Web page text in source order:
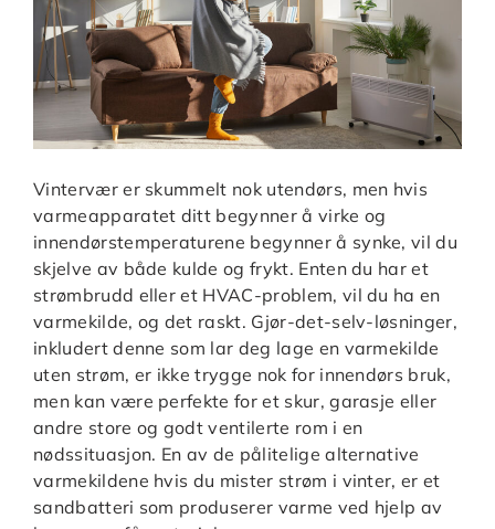
Vintervær er skummelt nok utendørs, men hvis
varmeapparatet ditt begynner å virke og
innendørstemperaturene begynner å synke, vil du
skjelve av både kulde og frykt. Enten du har et
strømbrudd eller et HVAC-problem, vil du ha en
varmekilde, og det raskt. Gjør-det-selv-løsninger,
inkludert denne som lar deg lage en varmekilde
uten strøm, er ikke trygge nok for innendørs bruk,
men kan være perfekte for et skur, garasje eller
andre store og godt ventilerte rom i en
nødssituasjon. En av de pålitelige alternative
varmekildene hvis du mister strøm i vinter, er et
sandbatteri som produserer varme ved hjelp av